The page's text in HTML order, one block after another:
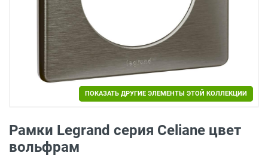
ПОКАЗАТЬ ДРУГИЕ ЭЛЕМЕНТЫ ЭТОЙ КОЛЛЕКЦИИ
ПОКАЗАТЬ ДРУГИЕ ЭЛЕМЕНТЫ ЭТОЙ КОЛЛЕКЦИИ
Рамки Legrand серия Celiane цвет
вольфрам